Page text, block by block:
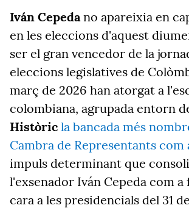
Iván Cepedano apareixia en
en les eleccions d'aquest
ser el gran vencedor de la
eleccions legislatives de
març de 2026 han atorgat a
colombiana, agrupada entorn
Històric la bancada més
Cambra de Representants com
impuls determinant que
l'exsenador Iván Cepeda com
cara a les presidencials del 31